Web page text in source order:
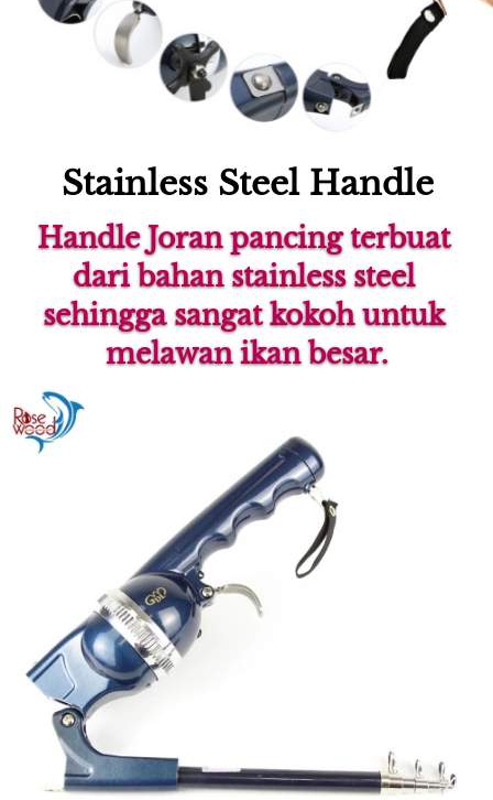
Stainless Steel Handle
Handle Joran pancing terbuat
dari bahan stainless steel
sehingga sangat kokoh untuk
melawan ikan besar.